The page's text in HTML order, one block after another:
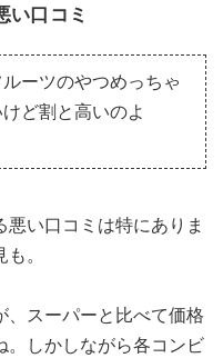
い口コミ
ーツのやつめっちゃ
ど割と高いのよ
い口コミは特にありま
。
、スーパーと比べて価格
。しかしながら各コンビ